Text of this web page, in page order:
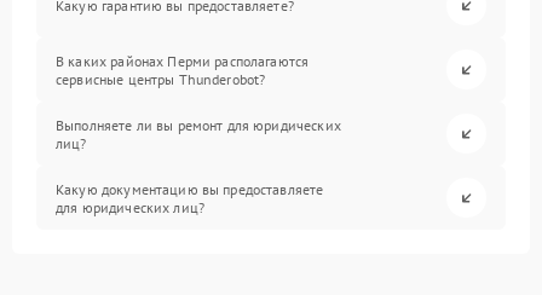
Какую гарантию вы предоставляете?
В каких районах Перми располагаются
сервисные центры Thunderobot?
Выполняете ли вы ремонт для юридических
лиц?
Какую документацию вы предоставляете
для юридических лиц?